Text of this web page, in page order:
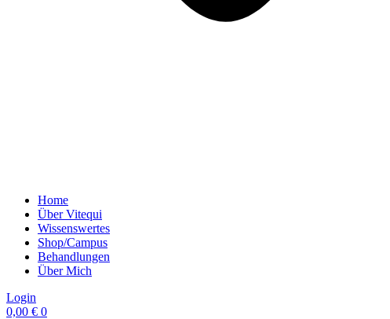
Home
Über Vitequi
Wissenswertes
Shop/Campus
Behandlungen
Über Mich
Login
0,00 € 0